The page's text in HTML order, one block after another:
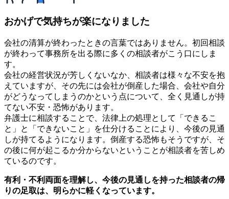
おかげで気持ちが楽になりました
会社の清算が終わったときの言葉ではありません。初回相談
が終わって事務所を出る際に多くの相談者がこう口にしま
す。
会社の経営状況が芳しくないなか、相談者は様々な不安を抱
えていますが、その先には会社が倒産した場合、会社や自分
がどうなってしまうのかという点について、全く見通しが持
てない不安・恐怖があります。
弁護士に相談することで、法律上の処理として「できるこ
と」と「できないこと」を仕分けることにより、今後の見通
しが持てるようになります。倒産する恐怖もそうですが、そ
の後に何が起こるか分からないということが相談者を苦しめ
ているのです。
有利・不利両面を理解し、今後の見通しを持った相談者の帰
りの足取は、明らかに軽くなっています。